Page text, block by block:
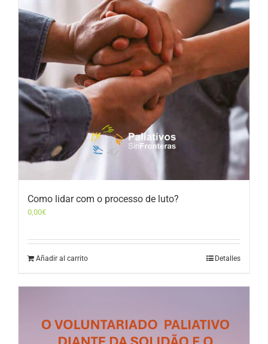
Como lidar com o processo de luto?
0,00€
Añadir al carrito Detalles